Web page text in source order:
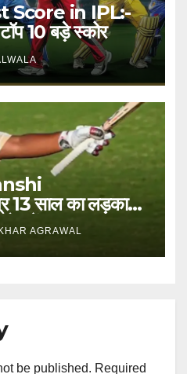
Score in IPL:-
10 बड़े स्कोर
साल का लड़का
में
AGRAWAL
be published. Required